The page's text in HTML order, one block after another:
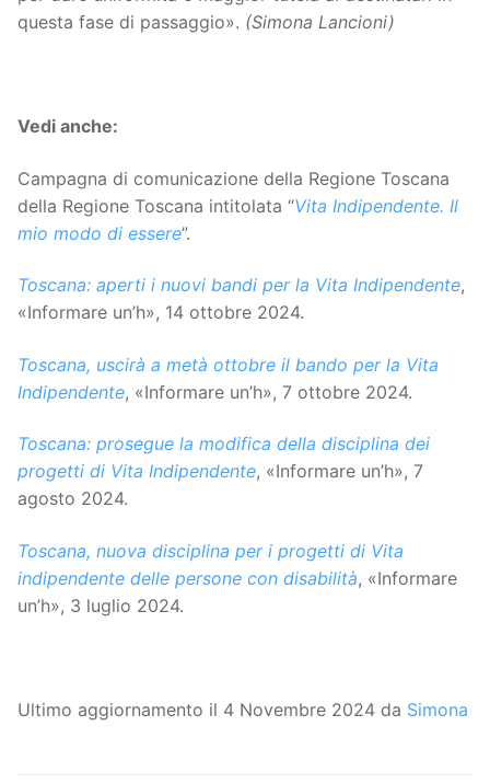
questa fase di passaggio». (Simona Lancioni)
Vedi anche:
Campagna di comunicazione della Regione Toscana
della Regione Toscana intitolata “Vita Indipendente. Il
mio modo di essere”.
Toscana: aperti i nuovi bandi per la Vita Indipendente,
«Informare un’h», 14 ottobre 2024.
Toscana, uscirà a metà ottobre il bando per la Vita
Indipendente, «Informare un’h», 7 ottobre 2024.
Toscana: prosegue la modifica della disciplina dei
progetti di Vita Indipendente, «Informare un’h», 7
agosto 2024.
Toscana, nuova disciplina per i progetti di Vita
indipendente delle persone con disabilità, «Informare
un’h», 3 luglio 2024.
Ultimo aggiornamento il 4 Novembre 2024 da Simona